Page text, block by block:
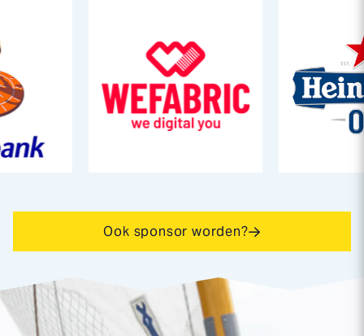
Ook sponsor worden?